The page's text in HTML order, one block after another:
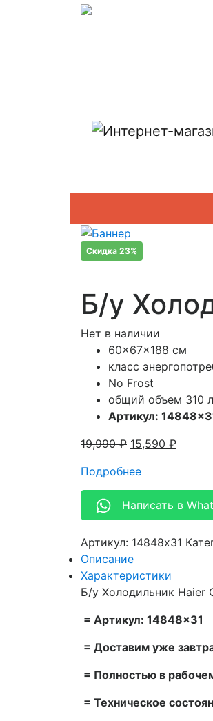
Скидка 23%
Б/у
Нет в наличии
60x67x188 см
класс
No Frost
общий объем 310 л
Артикул:
19,990₽ 15,590 ₽
Подробнее
Написать в
Артикул: 14848x31
Описание
Характеристики
Б/у Холодильник Haier
= Артикул: 14848×31
= Доставим уже
= Полностью в
= Техническое